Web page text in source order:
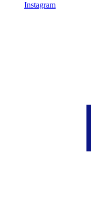
Instagram